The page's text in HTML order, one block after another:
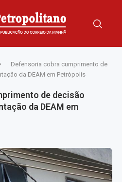
Defensoria cobra cumprimento de
da DEAM em Petrópolis
de decisão
da DEAM em